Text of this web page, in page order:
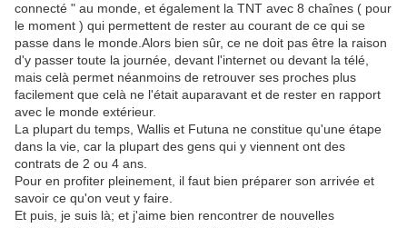
connecté " au monde, et également la TNT avec 8 chaînes ( pour
le moment ) qui permettent de rester au courant de ce qui se
passe dans le monde.Alors bien sûr, ce ne doit pas être la raison
d'y passer toute la journée, devant l'internet ou devant la télé,
mais celà permet néanmoins de retrouver ses proches plus
facilement que celà ne l'était auparavant et de rester en rapport
avec le monde extérieur.
La plupart du temps, Wallis et Futuna ne constitue qu'une étape
dans la vie, car la plupart des gens qui y viennent ont des
contrats de 2 ou 4 ans.
Pour en profiter pleinement, il faut bien préparer son arrivée et
savoir ce qu'on veut y faire.
Et puis, je suis là; et j'aime bien rencontrer de nouvelles